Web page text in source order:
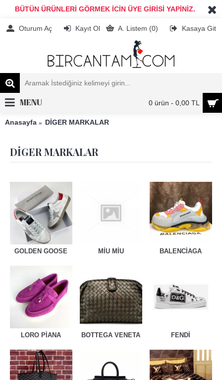
BÜTÜN ÜRÜNLERİ GÖRMEK İCİN ÜYE GİRİSİ YAPİNİZ.
Oturum Aç Kayıt Ol A. Listem (0) Kasaya Git
0 ürün - 0,00 TL
MENU
Anasayfa DİGER MARKALAR
DİGER MARKALAR
GOLDEN GOOSE MİU MİU BALENCİAGA
LORO PİANA BOTTEGA VENETA FENDİ